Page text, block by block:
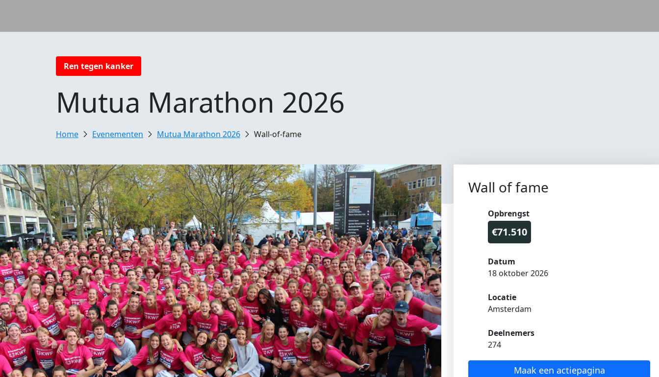
Ren tegen kanker
Mutua Marathon 2026
Evenementen Mutua Marathon 2026 Wall-of-fame
Wall of fame
Opbrengst
€71.510
Datum
18 oktober 2026
Locatie
Amsterdam
Deelnemers
274
Maak een actiepagina